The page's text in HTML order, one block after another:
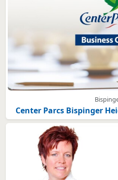
Center Parcs Bispinger